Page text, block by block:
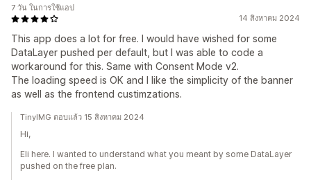
14 สิงหาคม 2024
This app does a lot for free. I would have wished for some
DataLayer pushed per default, but I was able to code a
workaround for this. Same with Consent Mode v2.
The loading speed is OK and I like the simplicity of the banner
as well as the frontend custimzations.
7 วัน ในการใช้แอป
TinyIMG ตอบแล้ว 15 สิงหาคม 2024
Hi,
Eli here. I wanted to understand what you meant by some DataLayer
pushed on the free plan.